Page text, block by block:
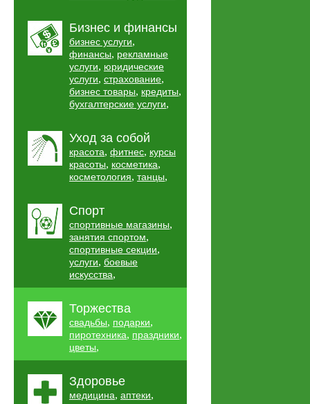
Бизнес и финансы
бизнес услуги,
финансы, рекламные
услуги, юридические
услуги, страхование,
бизнес товары, кредиты,
бухгалтерские услуги,
Уход за собой
красота, фитнес, курсы
красоты, косметика,
косметология, танцы,
Спорт
спортивные магазины,
занятия спортом,
спортивные секции,
услуги, боевые
искусства,
Торжества
свадьбы, подарки,
пиротехника, праздники,
цветы,
Здоровье
медицина, аптеки,